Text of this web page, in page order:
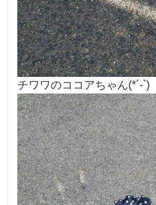
チワワのココアちゃん(*´-`)